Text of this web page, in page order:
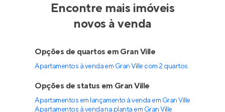
Encontre mais imóveis
novos à venda
Opções de quartos em Gran Ville
Apartamentos à venda em Gran Ville com 2 quartos
Opções de status em Gran Ville
Apartamentos em lançamento à venda em Gran Ville
Apartamentos à venda na planta em Gran Ville